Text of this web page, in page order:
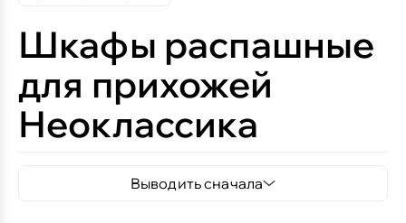
Шкафы распашные
для прихожей
Неоклассика
Выводить сначала